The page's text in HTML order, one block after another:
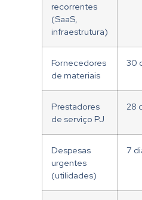
recorrentes
(SaaS,
infraestrutura)
Fornecedores
de materiais
30
Prestadores
de serviço PJ
28
Despesas
urgentes
(utilidades)
7